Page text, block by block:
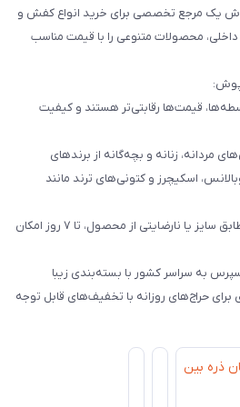
یک مرجع تخصصی برای خرید انواع کفش و
محصولات متنوعی را با قیمت مناسب
قیمت‌ها رقابتی‌تر هستند و کیفیت
مردانه، زنانه و بچه‌گانه از برندهای
اسکیچرز و کتونی‌های ترند مانند
امکان مرجوعی: در صورت عدم تطابق سایز یا نارضایتی از محصول، تا ۷ روز امکان
به سراسر کشور با بسته‌بندی زیبا
حراج‌های روزانه با تخفیف‌های قابل توجه